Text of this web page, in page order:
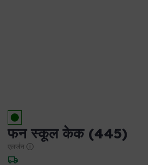
सेलिब्रेट करने के लिए परफेक्ट है। इसके ब्राइट रंग और
और खुशी जगाते हैं।
वज़न चुनें